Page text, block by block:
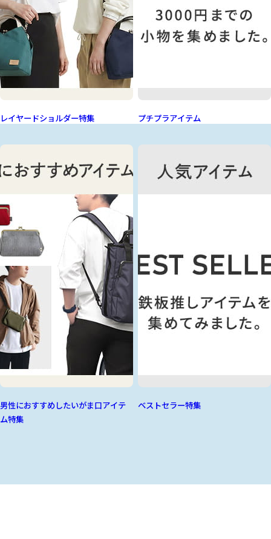
レイヤードショルダー特集 プチプラアイテム
男性におすすめしたいがま口アイテ
ム特集
ベストセラー特集